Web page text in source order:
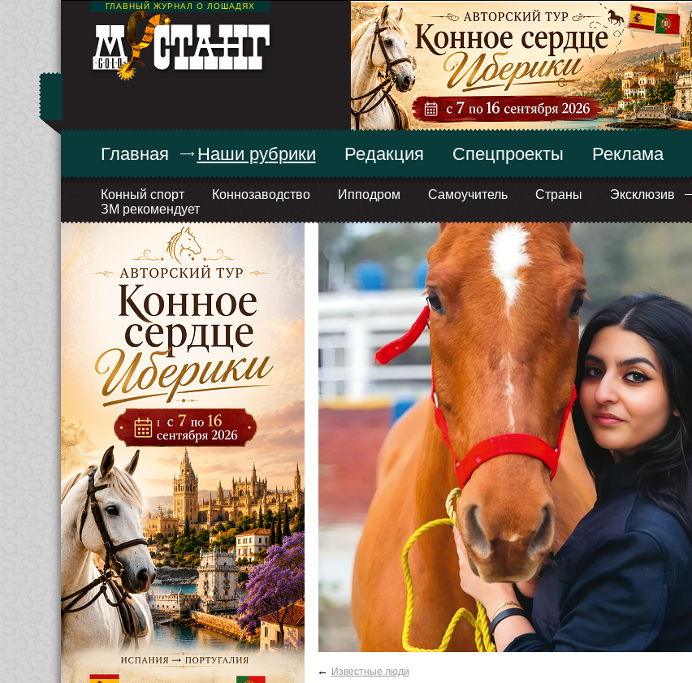
ГЛАВНЫЙ ЖУРНАЛ О ЛОШАДЯХ
Главная Наши рубрики
Конный спорт Коннозаводство Ипподром Самоучитель Страны Эксклюзив
ЗМ рекомендует
Редакция Спецпроекты Реклама
← Известные люди